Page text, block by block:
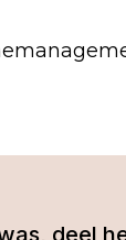
deel